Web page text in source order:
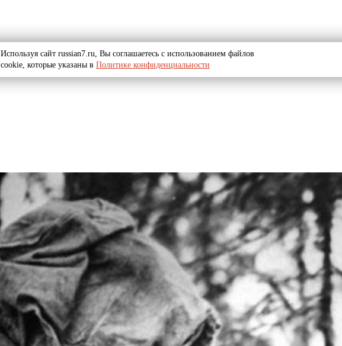
Используя сайт russian7.ru, Вы соглашаетесь с использованием файлов
cookie, которые указаны в Политике конфиденциальности